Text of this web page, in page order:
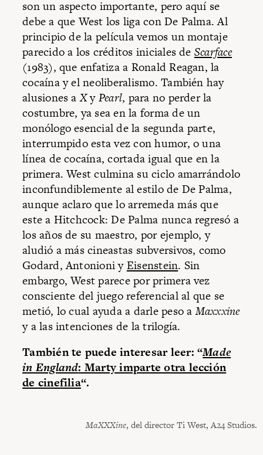
son un aspecto importante, pero aquí se
debe a que West los liga con De Palma. Al
principio de la película vemos un montaje
parecido a los créditos iniciales de Scarface
(1983), que enfatiza a Ronald Reagan, la
cocaína y el neoliberalismo. También hay
alusiones aXyPearl, para no perder la
costumbre, ya sea en la forma de un
monólogo esencial de la segunda parte,
interrumpido esta vez con humor, o una
línea de cocaína, cortada igual que en la
primera. West culmina su ciclo amarrándolo
inconfundiblemente al estilo de De Palma,
aunque aclaro que lo arremeda más que
este a Hitchcock: De Palma nunca regresó a
los años de su maestro, por ejemplo, y
aludió a más cineastas subversivos, como
Godard, Antonioni yEisenstein. Sin
embargo, West parece por primera vez
consciente del juego referencial al que se
metió, lo cual ayuda a darle peso aMaxxxine
y a las intenciones de la trilogía.
También te puede interesar leer: “Made
in England: Marty imparte otra lección
de cinefilia“.
MaXXXine, del director Ti West, A24 Studios.